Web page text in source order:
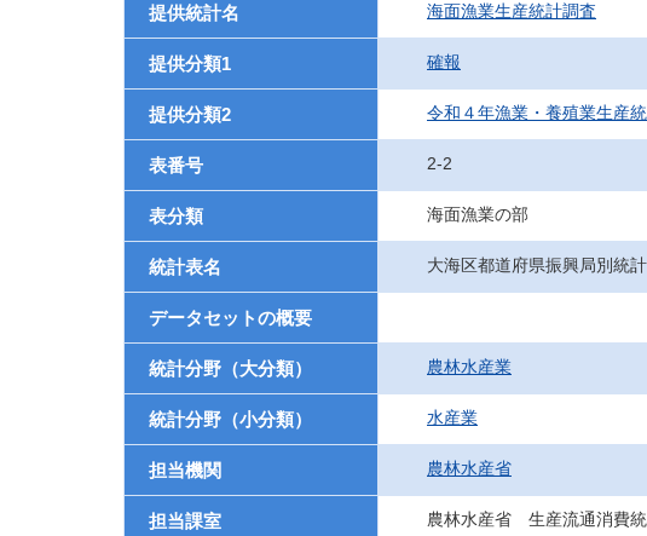
提供統計名 海面漁業生産統計調査
提供分類1 確報
提供分類2 令和４年漁業・養殖業生産
表番号 2-2
表分類 海面漁業の部
統計表名 大海区都道府県振興局別統
データセットの概要
統計分野（大分類） 農林水産業
統計分野（小分類） 水産業
担当機関 農林水産省
担当課室 農林水産省 生産流通消費